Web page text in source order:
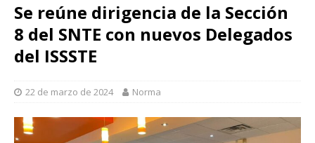
Se reúne dirigencia de la Sección
8 del SNTE con nuevos Delegados
del ISSSTE
22 de marzo de 2024 Norma